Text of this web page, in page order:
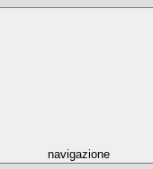
navigazione